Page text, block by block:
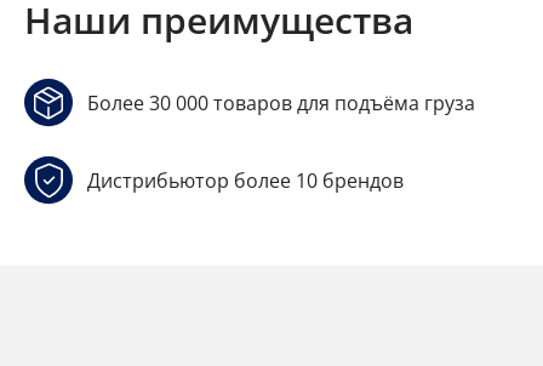
Наши преимущества
Более 30 000 товаров для подъёма груза
Дистрибьютор более 10 брендов